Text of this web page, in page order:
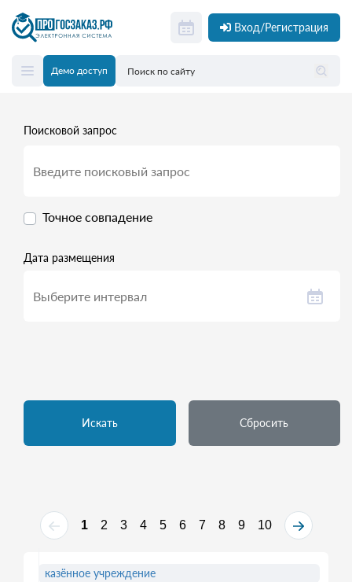
Вход/Регистрация
Демо доступ
Поисковой запрос
Точное совпадение
Дата размещения
Искать Сбросить
1 2 3 4 5 6 7 8 9 10
казённое учреждение